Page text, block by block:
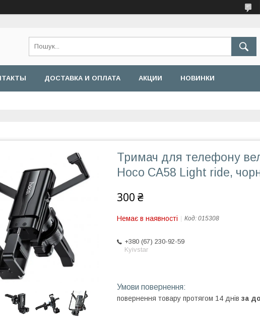
ДОСТАВКА И ОПЛАТА АКЦИИ НОВИНКИ
Тримач для телефону
Hoco CA58 Light ride,
300 ₴
Немає в наявності Код: 015308
+380 (67) 230-92-59
Kyivstar
повернення товару протягом 14 днів за